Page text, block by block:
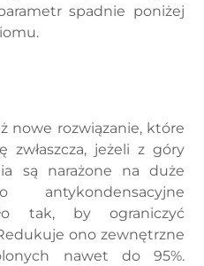
spadnie poniżej
nowe rozwiązanie, które
jeżeli z góry
są narażone na duże
antykondensacyjne
tak, by ograniczyć
ono zewnętrzne
nawet do 95%.